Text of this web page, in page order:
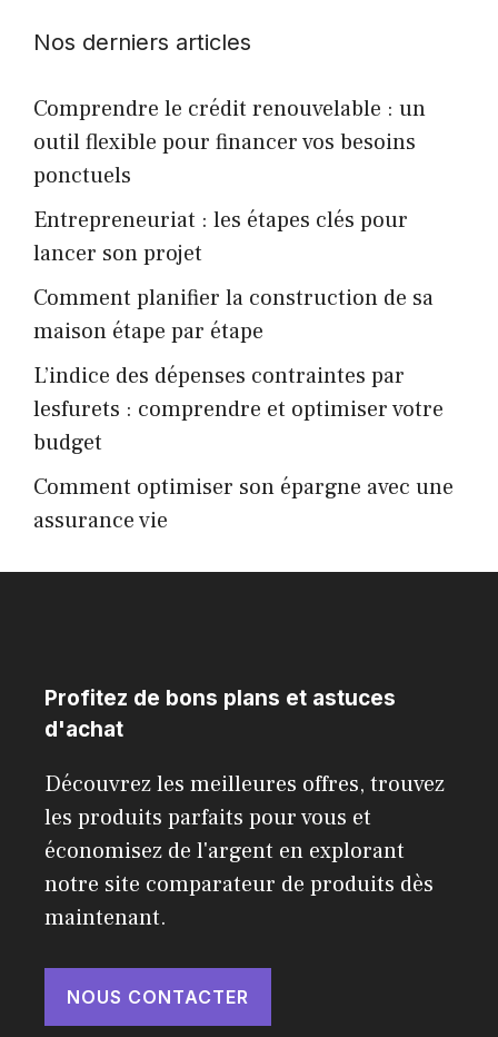
Nos derniers articles
Comprendre le crédit renouvelable : un
outil flexible pour financer vos besoins
ponctuels
Entrepreneuriat : les étapes clés pour
lancer son projet
Comment planifier la construction de sa
maison étape par étape
L’indice des dépenses contraintes par
lesfurets : comprendre et optimiser votre
budget
Comment optimiser son épargne avec une
assurance vie
Profitez de bons plans et astuces
d'achat
Découvrez les meilleures offres, trouvez
les produits parfaits pour vous et
économisez de l'argent en explorant
notre site comparateur de produits dès
maintenant.
NOUS CONTACTER